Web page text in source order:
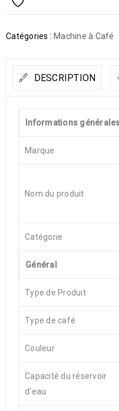
Catégories : Machine à Café
DESCRIPTION
Informations
Marque
Nom du produit
Catégorie
Général
Type de Produit
Type de café
Couleur
Capacité du réservoir
d’eau